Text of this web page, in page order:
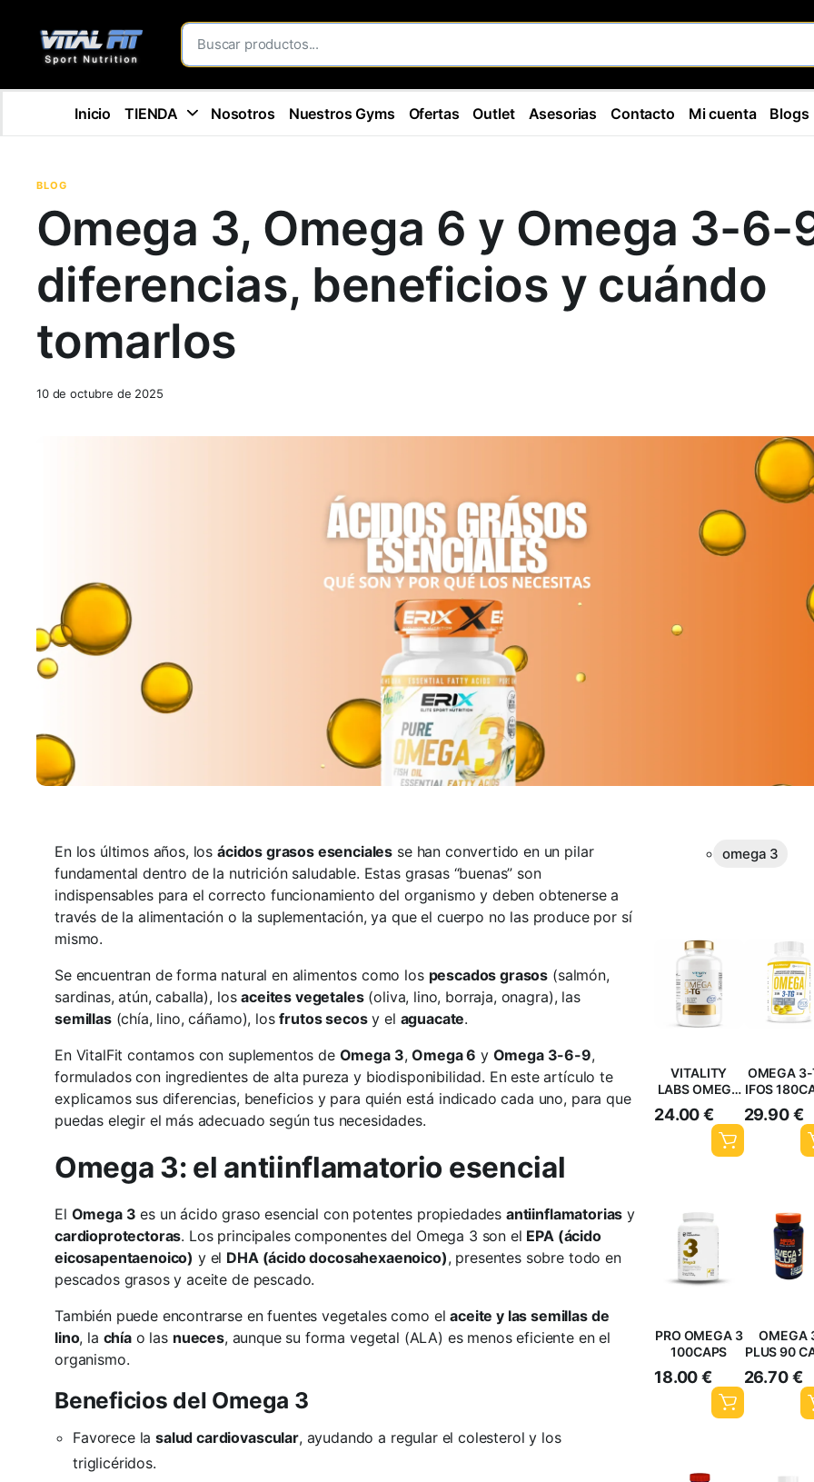
Inicio TIENDA Nosotros Nuestros Gyms Ofertas Outlet Asesorias Contacto Mi cuenta Blogs
BLOG
Omega 3, Omega 6 y Omega 3-6-
diferencias, beneficios y cuándo
tomarlos
10 de octubre de 2025
En los últimos años, los ácidos grasos esenciales se han convertido en un pilar
fundamental dentro de la nutrición saludable. Estas grasas “buenas” son
indispensables para el correcto funcionamiento del organismo y deben obtenerse a
través de la alimentación o la suplementación, ya que el cuerpo no las produce por sí
mismo.
Se encuentran de forma natural en alimentos como los pescados grasos (salmón,
sardinas, atún, caballa), losaceites vegetales(oliva, lino, borraja, onagra), las
semillas(chía, lino, cáñamo), losfrutos secosy el aguacate.
En VitalFit contamos con suplementos de Omega 3,Omega 6 y Omega 3-6-9,
formulados con ingredientes de alta pureza y biodisponibilidad. En este artículo te
explicamos sus diferencias, beneficios y para quién está indicado cada uno, para que
puedas elegir el más adecuado según tus necesidades.
Omega 3: el antiinflamatorio esencial
El Omega 3 es un ácido graso esencial con potentes propiedades antiinflamatorias y
cardioprotectoras. Los principales componentes del Omega 3 son el EPA (ácido
eicosapentaenoico) y el DHA (ácido docosahexaenoico), presentes sobre todo en
pescados grasos y aceite de pescado.
También puede encontrarse en fuentes vegetales como elaceite y las semillas de
lino, la chíao las nueces, aunque su forma vegetal (ALA) es menos eficiente en el
organismo.
Beneficios del Omega 3
Favorece lasalud cardiovascular, ayudando a regular el colesterol y los
triglicéridos.
omega 3
VITALITY
LABS OMEGA
3-TG IFOS
24.00€
OMEGA 3-
IFOS
29.90€
PRO OMEGA 3
100CAPS
18.00€
OMEGA
PLUS 90
26.70€